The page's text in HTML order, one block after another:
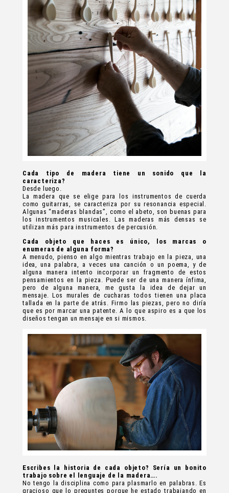
Cada tipo de madera tiene un sonido que la
caracteriza?
Desde luego.
La madera que se elige para los instrumentos de cuerda
como guitarras, se caracteriza por su resonancia especial.
Algunas “maderas blandas”, como el abeto, son buenas para
los instrumentos musicales. Las maderas más densas se
utilizan más para instrumentos de percusión.
Cada objeto que haces es único, los marcas o
enumeras de alguna forma?
A menudo, pienso en algo mientras trabajo en la pieza, una
idea, una palabra, a veces una canción o un poema, y de
alguna manera intento incorporar un fragmento de estos
pensamientos en la pieza. Puede ser de una manera ínfima,
pero de alguna manera, me gusta la idea de dejar un
mensaje. Los murales de cucharas todos tienen una placa
tallada en la parte de atrás. Firmo las piezas, pero no diría
que es por marcar una patente. A lo que aspiro es a que los
diseños tengan un mensaje en si mismos.
Escribes la historia de cada objeto? Sería un bonito
trabajo sobre el lenguaje de la madera….
No tengo la disciplina como para plasmarlo en palabras. Es
gracioso que lo preguntes porque he estado trabajando en